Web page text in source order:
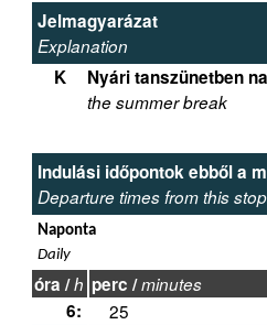
Jelmagyarázat
Explanation
K Nyári tanszünetben
the summer break
Indulási időpontok ebből a
Departure times from this stop
Naponta
Daily
óra /h perc /minutes
6:
25